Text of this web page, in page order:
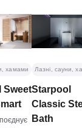
Sweet
хамами
Starpool
Classic
Bath
Лазні, сауни,